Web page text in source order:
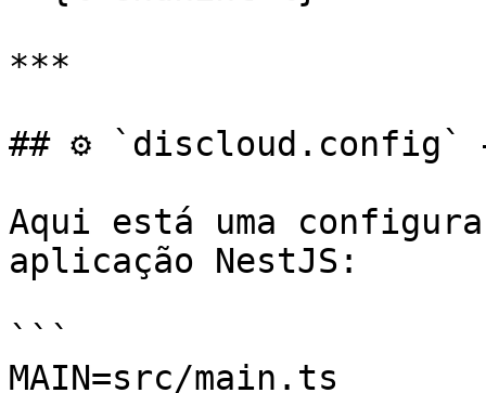
***
## ⚙️ `discloud.config`
Aqui está uma
aplicação NestJS:
```
MAIN=src/main.ts